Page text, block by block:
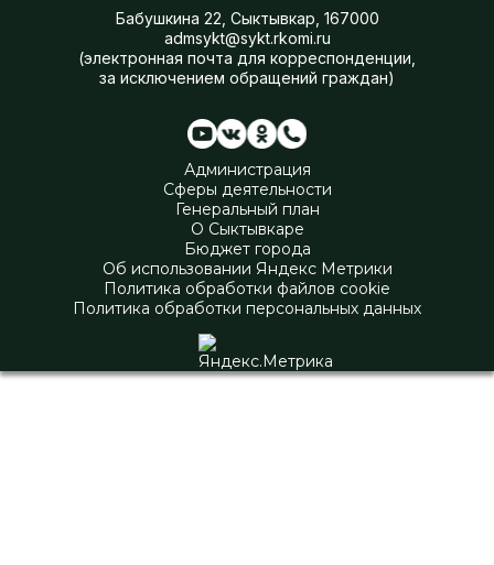
Бабушкина 22, Сыктывкар, 167000
admsykt@sykt.rkomi.ru
(электронная почта для корреспонденции,
за исключением обращений граждан)
Администрация
Сферы деятельности
Генеральный план
О Сыктывкаре
Бюджет города
Об использовании Яндекс Метрики
Политика обработки файлов cookie
Политика обработки персональных данных